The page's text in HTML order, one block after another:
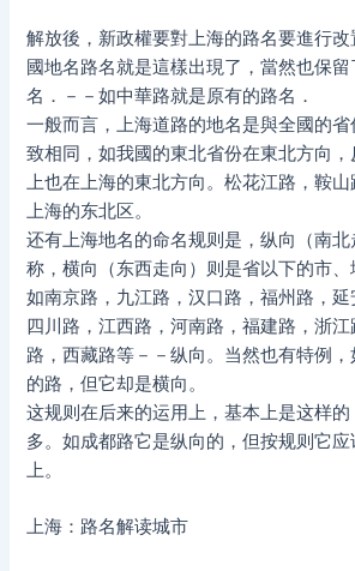
解放後，新政權要對上海的路名要進行
國地名路名就是這樣出現了，當然也保
名．－－如中華路就是原有的路名．
一般而言，上海道路的地名是與全國的
致相同，如我國的東北省份在東北方向
上也在上海的東北方向。松花江路，鞍
上海的东北区。
还有上海地名的命名规则是，纵向（南北
称，横向（东西走向）则是省以下的市、
如南京路，九江路，汉口路，福州路，
四川路，江西路，河南路，福建路，浙
路，西藏路等－－纵向。当然也有特例
的路，但它却是横向。
这规则在后来的运用上，基本上是这样
多。如成都路它是纵向的，但按规则它
上。
上海：路名解读城市